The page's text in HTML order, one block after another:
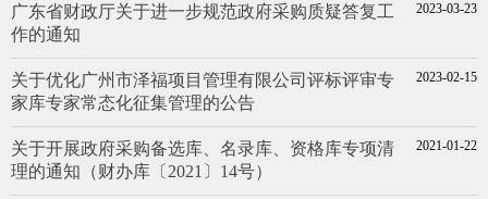
广东省财政厅关于进一步规范政府采购质疑答复工
作的通知
2023-03-23
关于优化广州市泽福项目管理有限公司评标评审专
家库专家常态化征集管理的公告
2023-02-15
关于开展政府采购备选库、名录库、资格库专项清
理的通知（财办库〔2021〕14号）
2021-01-22